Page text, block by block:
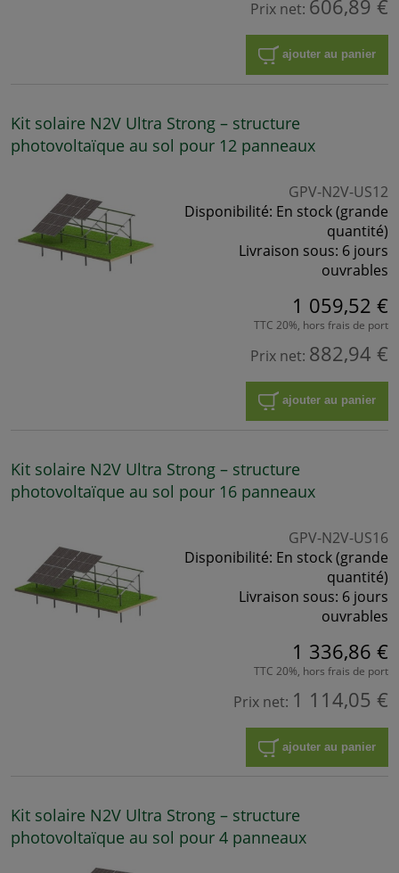
Prix net: 606,89 €
ajouter au panier
Kit solaire N2V Ultra Strong – structure
photovoltaïque au sol pour 12 panneaux
GPV-N2V-US12
Disponibilité: En stock (grande
quantité)
Livraison sous: 6 jours
ouvrables
1 059,52 €
TTC 20%, hors frais de port
Prix net: 882,94 €
ajouter au panier
Kit solaire N2V Ultra Strong – structure
photovoltaïque au sol pour 16 panneaux
GPV-N2V-US16
Disponibilité: En stock (grande
quantité)
Livraison sous: 6 jours
ouvrables
1 336,86 €
TTC 20%, hors frais de port
Prix net: 1 114,05 €
ajouter au panier
Kit solaire N2V Ultra Strong – structure
photovoltaïque au sol pour 4 panneaux